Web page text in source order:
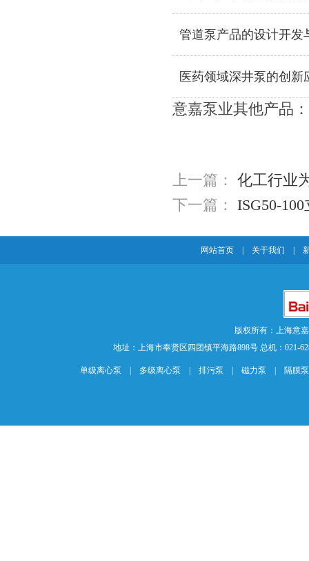
管道泵产品的设计开发
医药领域深井泵的创新
意嘉泵业其他产品：
上一篇： 化工行业
下一篇： ISG50-
网站首页 关于我们
版权所有：上海意
地址：上海市奉贤区四团镇平海路898号 总机：021-
单级离心泵 多级离心泵 排污泵 磁力泵 隔膜泵